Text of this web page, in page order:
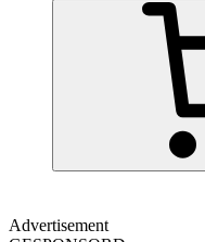
Advertisement